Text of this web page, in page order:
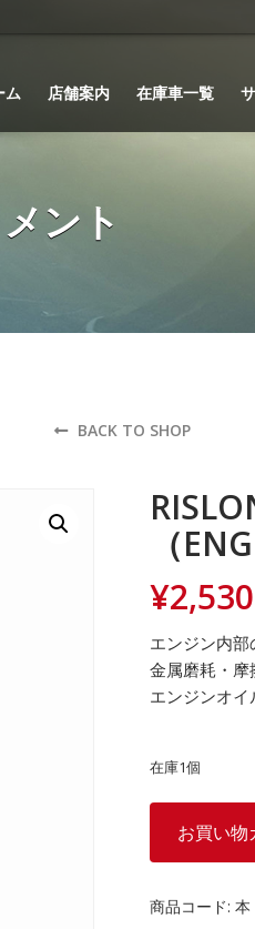
ム 店舗案内 在庫車一覧
ント
BACK TO SHOP
（
¥2,530
エンジン内
金属磨耗・
エンジンオ
在庫1個
ン
ジ
ン
お買い物
商品コード:本